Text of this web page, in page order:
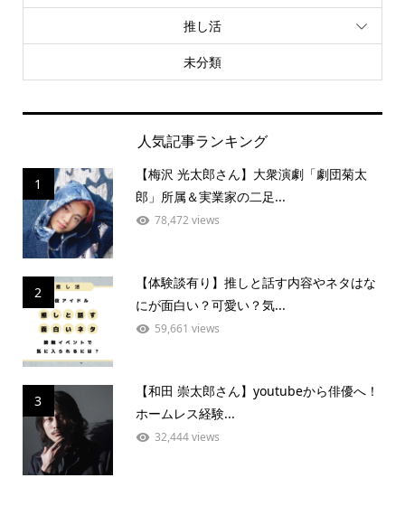
推し活
未分類
人気記事ランキング
1
【梅沢 光太郎さん】大衆演劇「劇団菊太
郎」所属＆実業家の二足...
78,472 views
2
【体験談有り】推しと話す内容やネタはな
にが面白い？可愛い？気...
59,661 views
3
【和田 崇太郎さん】youtubeから俳優へ！
ホームレス経験...
32,444 views